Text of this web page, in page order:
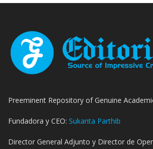
Preeminent Repository of Genuine
Fundadora y CEO: Sukanta Parthib
Director General Adjunto y Director de